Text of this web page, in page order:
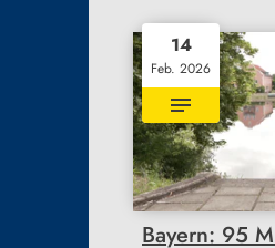
14
Feb. 2026
Bayern: 95